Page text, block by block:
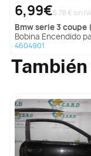
6,99€5.78 € sin
bmwserie 3 coupe
Bobina Encendido para Bmw Serie 3
4604901